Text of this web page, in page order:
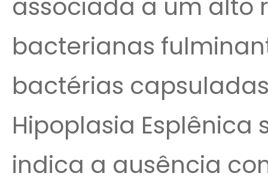
associada a um alto
bacterianas
bactérias
Hipoplasia
indica a ausência